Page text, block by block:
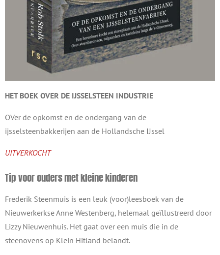
HET BOEK OVER DE IJSSELSTEEN INDUSTRIE
OVer de opkomst en de ondergang van de
ijsselsteenbakkerijen aan de Hollandsche IJssel
UITVERKOCHT
Tip voor ouders met kleine kinderen
Frederik Steenmuis is een leuk (voor)leesboek van de
Nieuwerkerkse Anne Westenberg, helemaal geïllustreerd door
Lizzy Nieuwenhuis. Het gaat over een muis die in de
steenovens op Klein Hitland belandt.